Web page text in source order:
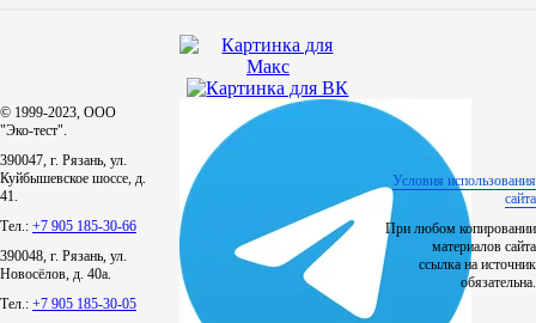
© 1999-2023, ООО
"Эко-тест".
390047, г. Рязань, ул.
Куйбышевское шоссе, д.
41.
Тел.: +7 905 185-30-66
390048, г. Рязань, ул.
Новосёлов, д. 40а.
Тел.: +7 905 185-30-05
Условия использования
сайта
При любом копировании
материалов сайта
ссылка на источник
обязательна.